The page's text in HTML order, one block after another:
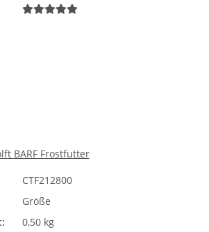
BARF Frostfutter
CTF212800
Größe
0,50 kg